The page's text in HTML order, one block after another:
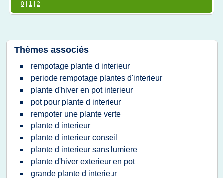
0
1 2
Thèmes associés
rempotage plante d interieur
periode rempotage plantes d'interieur
plante d'hiver en pot interieur
pot pour plante d interieur
rempoter une plante verte
plante d interieur
plante d interieur conseil
plante d interieur sans lumiere
plante d'hiver exterieur en pot
grande plante d interieur